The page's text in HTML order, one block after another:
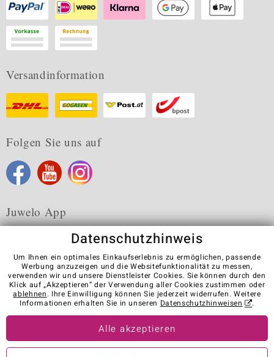
Versandinformation
Folgen Sie uns auf
Juwelo App
Karriere AGB Datenschutz Cookies
Impressum
Kontakt
Vertrag widerrufen
Visit our stores in other countries:
Datenschutzhinweis
Um Ihnen ein optimales Einkaufserlebnis zu ermöglichen, passende
Werbung anzuzeigen und die Websitefunktionalität zu messen,
verwenden wir und unsere Dienstleister Cookies. Sie können durch den
Klick auf „Akzeptieren“ der Verwendung aller Cookies zustimmen oder
ablehnen. Ihre Einwilligung können Sie jederzeit widerrufen. Weitere
Informationen erhalten Sie in unseren Datenschutzhinweisen .
Alle akzeptieren